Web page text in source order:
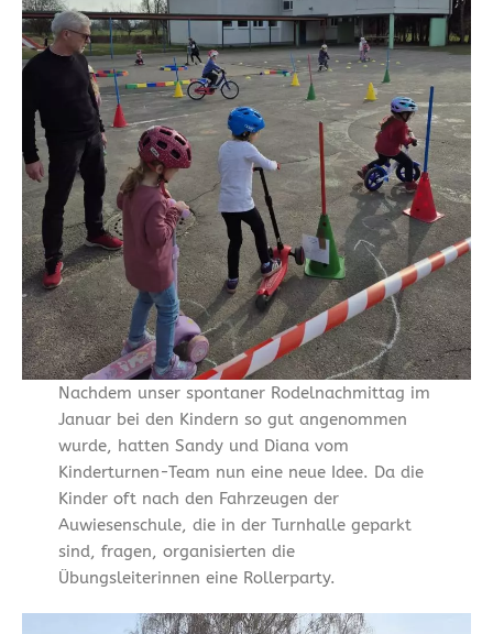
Nachdem unser spontaner Rodelnachmittag im
Januar bei den Kindern so gut angenommen
wurde, hatten Sandy und Diana vom
Kinderturnen-Team nun eine neue Idee. Da die
Kinder oft nach den Fahrzeugen der
Auwiesenschule, die in der Turnhalle geparkt
sind, fragen, organisierten die
Übungsleiterinnen eine Rollerparty.